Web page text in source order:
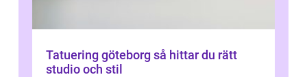
Tatuering göteborg så hittar du rätt
studio och stil